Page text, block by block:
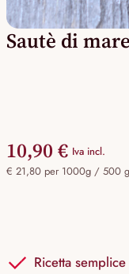
Sautè di mare
10,90 € Iva incl.
€ 21,80 per 1000g / 500
Ricetta